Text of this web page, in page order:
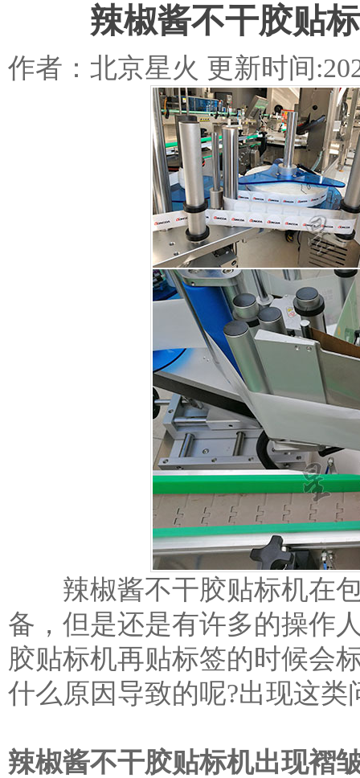
辣椒酱不干胶贴
作者：北京星火 更新时间
辣椒酱不干胶贴标机在包
备，但是还是有许多的操作
胶贴标机再贴标签的时候会
什么原因导致的呢?出现这
辣椒酱不干胶贴标机出现褶